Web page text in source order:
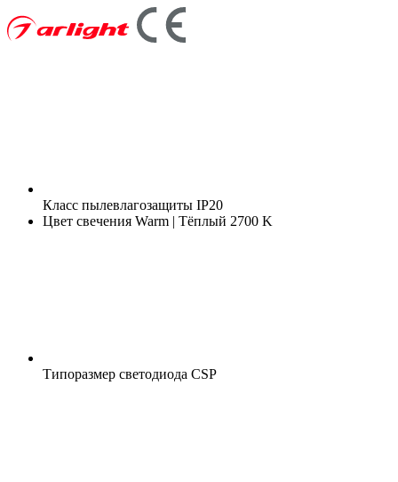
Класс пылевлагозащиты IP20
Цвет свечения Warm | Тёплый 2700 K
Типоразмер светодиода CSP